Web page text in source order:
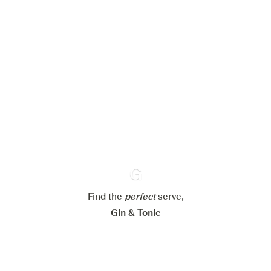
Ginventory
Find the perfectserve,
Gin & Tonic
Mijn cookie-instellingen aanpassen
Alles weigeren Alles aanvaarden